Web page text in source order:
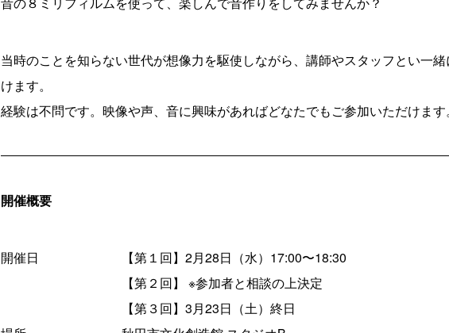
当時のことを知らない世代が想像力を駆使しながら、講師やスタッフとい一
けます。
経験は不問です。映像や声、音に興味があればどなたでもご参加いただけます。
開催概要
開催日
【第１回】2月28日（水）17:00〜18:30
【第２回】 ※参加者と相談の上決定
【第３回】3月23日（土）終日